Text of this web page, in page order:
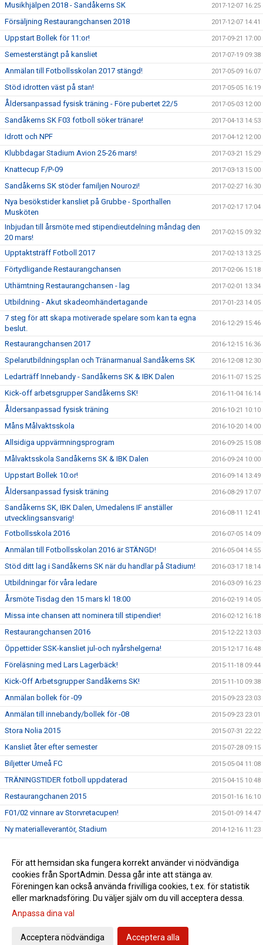
Musikhjälpen 2018 - Sandåkerns SK 2017-12-07 16:25
Försäljning Restaurangchansen 2018 2017-12-07 14:41
Uppstart Bollek för 11:or! 2017-09-21 17:00
Semesterstängt på kansliet 2017-07-19 09:38
Anmälan till Fotbollsskolan 2017 stängd! 2017-05-09 16:07
Stöd idrotten väst på stan! 2017-05-05 16:19
Åldersanpassad fysisk träning - Före pubertet 22/5 2017-05-03 12:00
Sandåkerns SK F03 fotboll söker tränare! 2017-04-13 14:53
Idrott och NPF 2017-04-12 12:00
Klubbdagar Stadium Avion 25-26 mars! 2017-03-21 15:29
Knattecup F/P-09 2017-03-13 15:00
Sandåkerns SK stöder familjen Nourozi! 2017-02-27 16:30
Nya besökstider kansliet på Grubbe - Sporthallen
Musköten
2017-02-17 17:04
Inbjudan till årsmöte med stipendieutdelning måndag den
20 mars!
2017-02-15 09:32
Upptaktsträff Fotboll 2017 2017-02-13 13:25
Förtydligande Restaurangchansen 2017-02-06 15:18
Uthämtning Restaurangchansen - lag 2017-02-01 13:34
Utbildning - Akut skadeomhändertagande 2017-01-23 14:05
7 steg för att skapa motiverade spelare som kan ta egna
beslut.
2016-12-29 15:46
Restaurangchansen 2017 2016-12-15 16:36
Spelarutbildningsplan och Tränarmanual Sandåkerns SK 2016-12-08 12:30
Ledarträff Innebandy - Sandåkerns SK & IBK Dalen 2016-11-07 15:25
Kick-off arbetsgrupper Sandåkerns SK! 2016-11-04 16:14
Åldersanpassad fysisk träning 2016-10-21 10:10
Måns Målvaktsskola 2016-10-20 14:00
Allsidiga uppvärmningsprogram 2016-09-25 15:08
Målvaktsskola Sandåkerns SK & IBK Dalen 2016-09-24 10:00
Uppstart Bollek 10:or! 2016-09-14 13:49
Åldersanpassad fysisk träning 2016-08-29 17:07
Sandåkerns SK, IBK Dalen, Umedalens IF anställer
utvecklingsansvarig!
2016-08-11 12:41
Fotbollsskola 2016 2016-07-05 14:09
Anmälan till Fotbollsskolan 2016 är STÄNGD! 2016-05-04 14:55
Stöd ditt lag i Sandåkerns SK när du handlar på Stadium! 2016-03-17 18:14
Utbildningar för våra ledare 2016-03-09 16:23
Årsmöte Tisdag den 15 mars kl 18:00 2016-02-19 14:05
Missa inte chansen att nominera till stipendier! 2016-02-12 16:18
Restaurangchansen 2016 2015-12-22 13:03
Öppettider SSK-kansliet jul-och nyårshelgerna! 2015-12-17 16:48
Föreläsning med Lars Lagerbäck! 2015-11-18 09:44
Kick-Off Arbetsgrupper Sandåkerns SK! 2015-11-10 09:38
Anmälan bollek för -09 2015-09-23 23:03
Anmälan till innebandy/bollek för -08 2015-09-23 23:01
Stora Nolia 2015 2015-07-31 22:22
Kansliet åter efter semester 2015-07-28 09:15
Biljetter Umeå FC 2015-05-04 11:08
TRÄNINGSTIDER fotboll uppdaterad 2015-04-15 10:48
Restaurangchanen 2015 2015-01-16 16:10
F01/02 vinnare av Storvretacupen! 2015-01-09 14:47
Ny materialleverantör, Stadium 2014-12-16 11:23
Avbokning träningstider 2014-12-16 11:19
Öppettider kansliet jul- och nyårshelgerna 2014-12-16 11:14
Gå till Webbversion
För att hemsidan ska fungera korrekt använder vi nödvändiga
cookies från SportAdmin. Dessa går inte att stänga av.
Föreningen kan också använda frivilliga cookies, t.ex. för statistik
eller marknadsföring. Du väljer själv om du vill acceptera dessa.
Anpassa dina val
Acceptera nödvändiga Acceptera alla